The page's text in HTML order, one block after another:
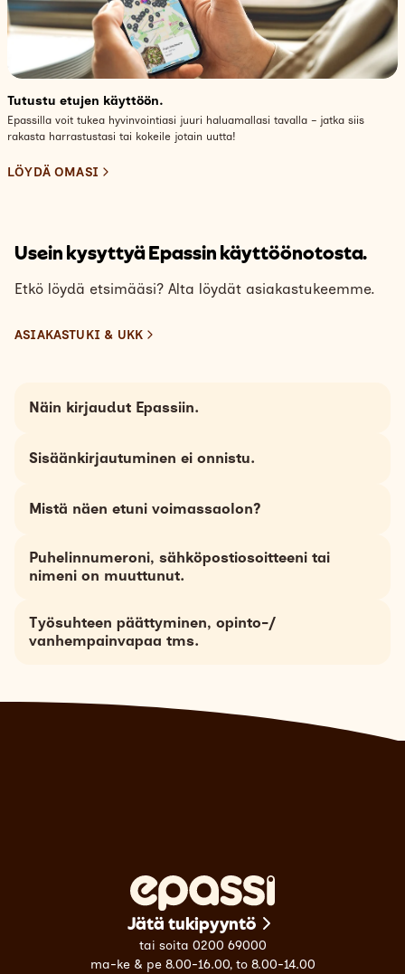
Tutustu etujen käyttöön.
Epassilla voit tukea hyvinvointiasi juuri haluamallasi tavalla – jatka siis
rakasta harrastustasi tai kokeile jotain uutta!
LÖYDÄ OMASI
Usein kysyttyä Epassin käyttöönotosta.
Etkö löydä etsimääsi? Alta löydät asiakastukeemme.
ASIAKASTUKI & UKK
Näin kirjaudut Epassiin.
Sisäänkirjautuminen ei onnistu.
Mistä näen etuni voimassaolon?
Puhelinnumeroni, sähköpostiosoitteeni tai
nimeni on muuttunut.
Työsuhteen päättyminen, opinto-/
vanhempainvapaa tms.
Jätä tukipyyntö
tai soita 0200 69000
ma-ke & pe 8.00-16.00, to 8.00-14.00